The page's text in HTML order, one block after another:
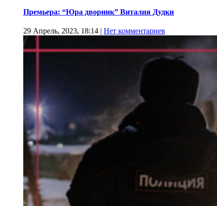
Премьера: “Юра дворник” Виталия Дудки
29 Апрель, 2023, 18:14 | Нет комментариев